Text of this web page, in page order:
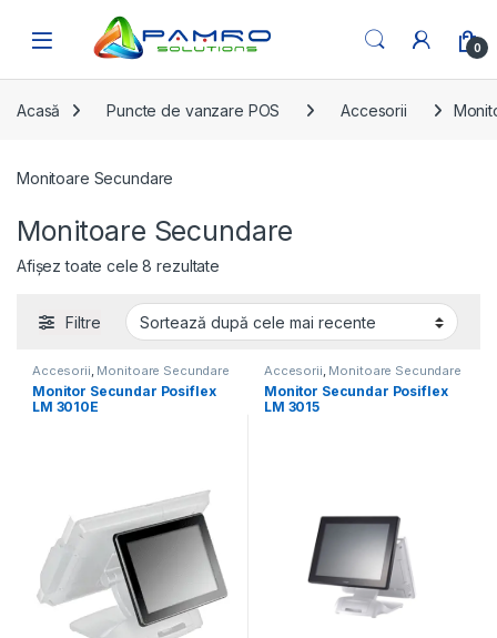
Skip to navigation
Open 0
Acasă Puncte de vanzare POS Accesorii
Monitoare Secundare
Monitoare Secundare
Afișez toate cele 8 rezultateSortat după cele mai recente
Filtre
Accesorii, Monitoare Secundare
Monitor Secundar Posiflex
LM 3010E
Accesorii, Monitoare Secundare
Monitor Secundar Posiflex
LM 3015